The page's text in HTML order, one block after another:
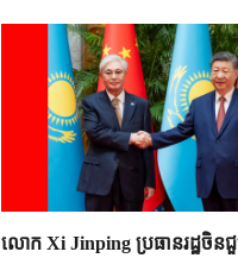
លោក Xi Jinping ប្រធានរដ្ឋចិន​ជួ